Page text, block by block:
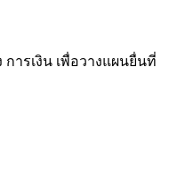
การเงิน เพื่อวางแผนยื่นที่